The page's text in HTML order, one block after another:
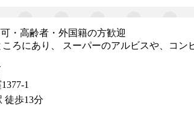
・高齢者・外国籍の方歓迎
ろにあり、 スーパーのアルビスや、コ
1
徒歩13分